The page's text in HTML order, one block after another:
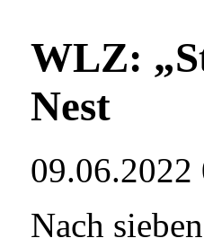
WLZ:
Nest
09.06.2022
Nach